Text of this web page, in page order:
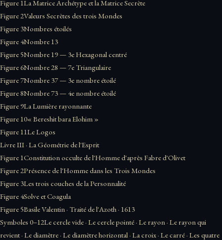
Figure 1La Matrice Archétype et la Matrice Secrète
Figure 2Valeurs Secrètes des trois Mondes
Figure 3Nombres étoilés
Figure 4Nombre 13
Figure 5Nombre 19 — 3e Hexagonal centré
Figure 6Nombre 28 — 7e Triangulaire
Figure 7Nombre 37 — 3e nombre étoilé
Figure 8Nombre 73 — 4e nombre étoilé
Figure 9La Lumière rayonnante
Figure 10« Bereshit bara Elohim »
Figure 11Le Logos
Livre III · La Géométrie de l'Esprit
Figure 1Constitution occulte de l'Homme d'après Fabre d'Olivet
Figure 2Présence de l'Homme dans les Trois Mondes
Figure 3Les trois couches de la Personnalité
Figure 4Solve et Coagula
Figure 5Basile Valentin · Traité de l'Azoth · 1613
Symboles 0–12Le cercle vide · Le cercle pointé · Le rayon · Le rayon qui
revient · Le diamètre · Le diamètre horizontal · La croix · Le carré · Les quatre